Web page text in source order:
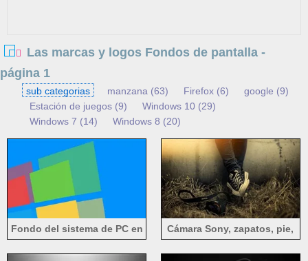
Las marcas y logos Fondos de pantalla -
página 1
sub categorias manzana (63) Firefox (6)
google (9)
Estación de juegos (9)
Windows 10 (29)
Windows 7 (14)
Windows 8 (20)
Fondo del sistema de PC en
Cámara Sony, zapatos, pie,